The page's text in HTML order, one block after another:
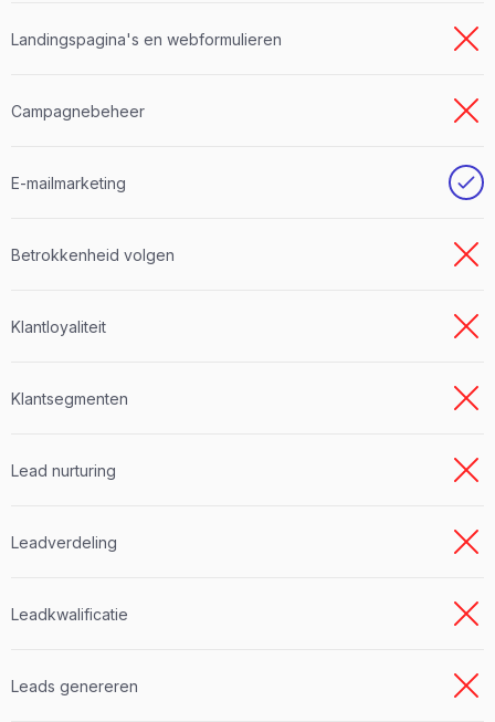
Landingspagina's en webformulieren
Campagnebeheer
E-mailmarketing
Betrokkenheid volgen
Klantloyaliteit
Klantsegmenten
Lead nurturing
Leadverdeling
Leadkwalificatie
Leads genereren